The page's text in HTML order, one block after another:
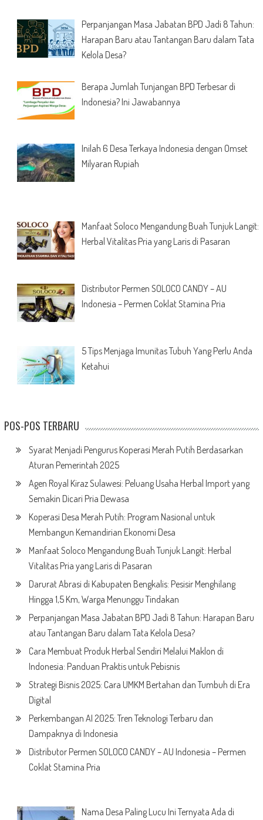
Perpanjangan Masa Jabatan BPD Jadi 8 Tahun:
Harapan Baru atau Tantangan Baru dalam Tata
Kelola Desa?
Berapa Jumlah Tunjangan BPD Terbesar di
Indonesia? Ini Jawabannya
Inilah 6 Desa Terkaya Indonesia dengan Omset
Milyaran Rupiah
Manfaat Soloco Mengandung Buah Tunjuk Langit:
Herbal Vitalitas Pria yang Laris di Pasaran
Distributor Permen SOLOCO CANDY – AU
Indonesia – Permen Coklat Stamina Pria
5 Tips Menjaga Imunitas Tubuh Yang Perlu Anda
Ketahui
POS-POS TERBARU
Syarat Menjadi Pengurus Koperasi Merah Putih Berdasarkan
Aturan Pemerintah 2025
Agen Royal Kiraz Sulawesi: Peluang Usaha Herbal Import yang
Semakin Dicari Pria Dewasa
Koperasi Desa Merah Putih: Program Nasional untuk
Membangun Kemandirian Ekonomi Desa
Manfaat Soloco Mengandung Buah Tunjuk Langit: Herbal
Vitalitas Pria yang Laris di Pasaran
Darurat Abrasi di Kabupaten Bengkalis: Pesisir Menghilang
Hingga 1,5 Km, Warga Menunggu Tindakan
Perpanjangan Masa Jabatan BPD Jadi 8 Tahun: Harapan Baru
atau Tantangan Baru dalam Tata Kelola Desa?
Cara Membuat Produk Herbal Sendiri Melalui Maklon di
Indonesia: Panduan Praktis untuk Pebisnis
Strategi Bisnis 2025: Cara UMKM Bertahan dan Tumbuh di Era
Digital
Perkembangan AI 2025: Tren Teknologi Terbaru dan
Dampaknya di Indonesia
Distributor Permen SOLOCO CANDY – AU Indonesia – Permen
Coklat Stamina Pria
Nama Desa Paling Lucu Ini Ternyata Ada di